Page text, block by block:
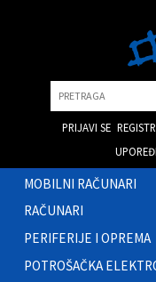
PRIJAVI SE
MOBILNI RAČUNARI
RAČUNARI
PERIFERIJE I OPREMA
POTROŠAČKA